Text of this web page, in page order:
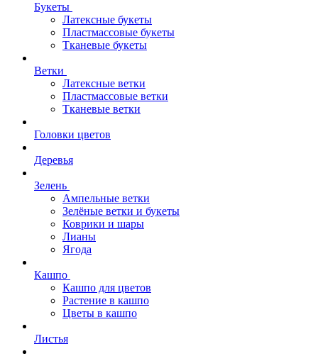
Букеты
Латексные букеты
Пластмассовые букеты
Тканевые букеты
Ветки
Латексные ветки
Пластмассовые ветки
Тканевые ветки
Головки цветов
Деревья
Зелень
Ампельные ветки
Зелёные ветки и букеты
Коврики и шары
Лианы
Ягода
Кашпо
Кашпо для цветов
Растение в кашпо
Цветы в кашпо
Листья